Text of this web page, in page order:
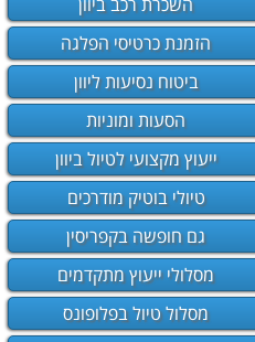
הזמנת כרטיסי הפלגה
ביטוח נסיעות ליוון
הסעות ומוניות
ייעוץ מקצועי לטיול ביוון
טיולי בוטיק מודרכים
גם חופשה בקפריסין
מסלולי ייעוץ מתקדמים
מסלול טיול בפלופונס